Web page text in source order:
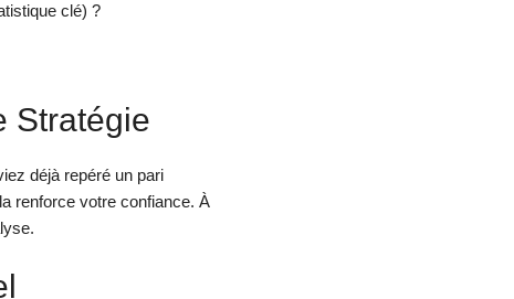
clé) ?
Stratégie
déjà repéré un pari
renforce votre confiance. À